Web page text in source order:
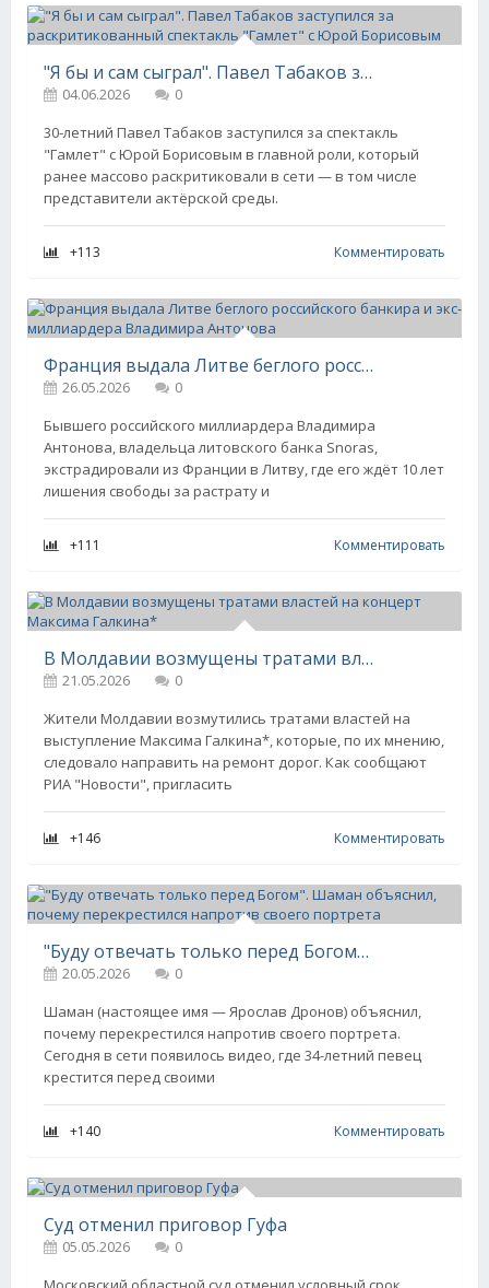
"Я бы и сам сыграл". Павел Табаков заступился за раскритикованный спектакль "Гамлет" с Юрой Борисовым
04.06.2026
0
30-летний Павел Табаков заступился за спектакль
"Гамлет" с Юрой Борисовым в главной роли, который
ранее массово раскритиковали в сети — в том числе
представители актёрской среды.
+113 Комментировать
Франция выдала Литве беглого российского банкира и экс-миллиардера Владимира Антонова
26.05.2026
0
Бывшего российского миллиардера Владимира
Антонова, владельца литовского банка Snoras,
экстрадировали из Франции в Литву, где его ждёт 10 лет
лишения свободы за растрату и
+111 Комментировать
В Молдавии возмущены тратами властей на концерт Максима Галкина*
21.05.2026
0
Жители Молдавии возмутились тратами властей на
выступление Максима Галкина*, которые, по их мнению,
следовало направить на ремонт дорог. Как сообщают
РИА "Новости", пригласить
+146 Комментировать
"Буду отвечать только перед Богом". Шаман объяснил, почему перекрестился напротив своего портрета
20.05.2026
0
Шаман (настоящее имя — Ярослав Дронов) объяснил,
почему перекрестился напротив своего портрета.
Сегодня в сети появилось видео, где 34-летний певец
крестится перед своими
+140 Комментировать
Суд отменил приговор Гуфа
05.05.2026
0